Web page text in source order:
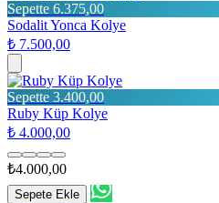
Sepette 6.375,00
Sodalit Yonca Kolye
₺ 7.500,00
Sepette 3.400,00
Ruby Küp Kolye
₺ 4.000,00
₺4.000,00
Sepete Ekle